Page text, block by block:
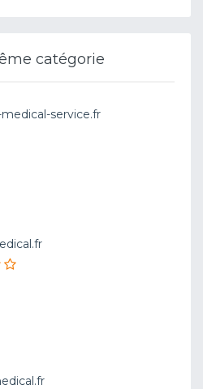
catégorie
service.fr